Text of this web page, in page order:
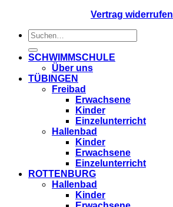
Vertrag widerrufen
Suchen
nach:
SCHWIMMSCHULE
Über uns
TÜBINGEN
Freibad
Erwachsene
Kinder
Einzelunterricht
Hallenbad
Kinder
Erwachsene
Einzelunterricht
ROTTENBURG
Hallenbad
Kinder